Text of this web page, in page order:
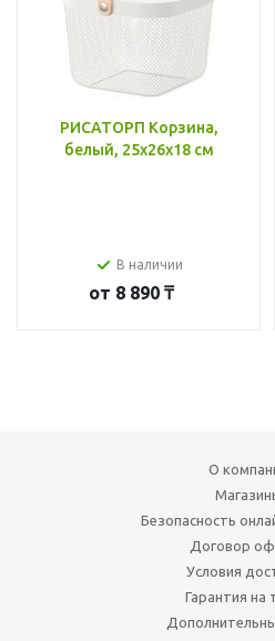
РИСАТОРП Корзина,
белый, 25x26x18 см
В наличии
от 8 890 ₸
О
Безопасность
Договор
Условия
Гарантия на